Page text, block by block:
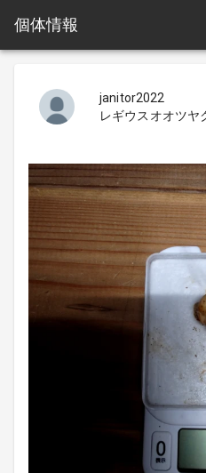
個体情報
janitor2022
レギウスオオツヤ